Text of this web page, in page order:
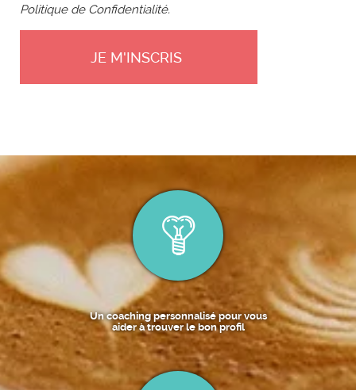
Politique de Confidentialité.
Un coaching personnalisé pour vous
aider à trouver le bon profil